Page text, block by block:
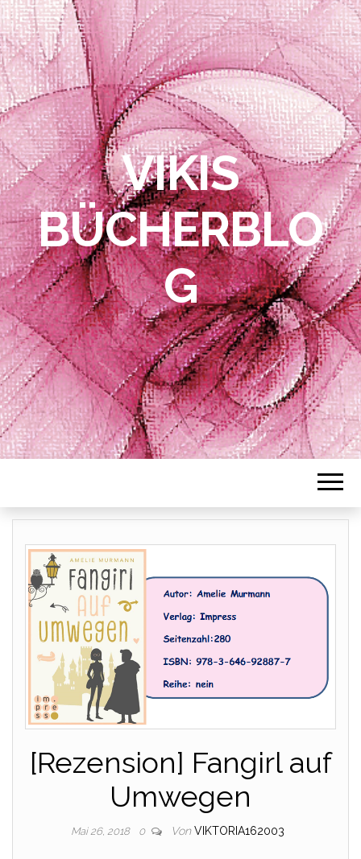
VIKIS
BÜCHERBLO
G
[Rezension] Fangirl auf
Umwegen
Mai 26, 2018 0 Von VIKTORIA162003